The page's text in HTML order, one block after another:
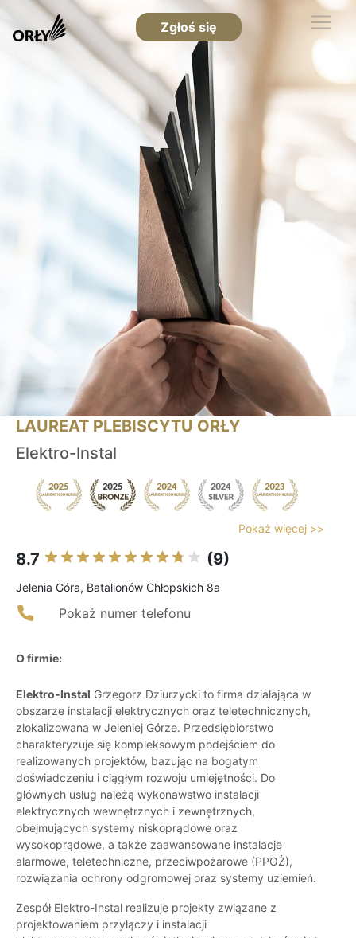
Zgłoś się
LAUREAT PLEBISCYTU ORŁY
Elektro-Instal
Pokaż więcej >>
8.7 (9)
Jelenia Góra, Batalionów Chłopskich 8a
Pokaż numer telefonu
O firmie:
Elektro-Instal Grzegorz Dziurzycki to firma działająca w
obszarze instalacji elektrycznych oraz teletechnicznych,
zlokalizowana w Jeleniej Górze. Przedsiębiorstwo
charakteryzuje się kompleksowym podejściem do
realizowanych projektów, bazując na bogatym
doświadczeniu i ciągłym rozwoju umiejętności. Do
głównych usług należą wykonawstwo instalacji
elektrycznych wewnętrznych i zewnętrznych,
obejmujących systemy niskoprądowe oraz
wysokoprądowe, a także zaawansowane instalacje
alarmowe, teletechniczne, przeciwpożarowe (PPOŻ),
rozwiązania ochrony odgromowej oraz systemy uziemień.
Zespół Elektro-Instal realizuje projekty związane z
projektowaniem przyłączy i instalacji